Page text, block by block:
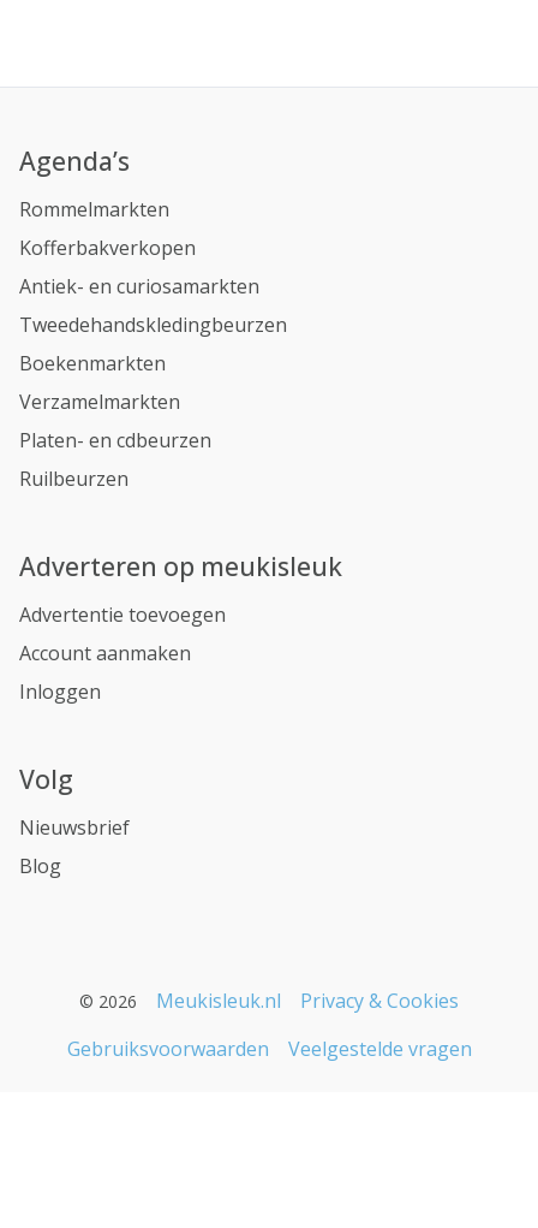
Agenda’s
Rommelmarkten
Kofferbakverkopen
Antiek- en curiosamarkten
Tweedehandskledingbeurzen
Boekenmarkten
Verzamelmarkten
Platen- en cdbeurzen
Ruilbeurzen
Adverteren op meukisleuk
Advertentie toevoegen
Account aanmaken
Inloggen
Volg
Nieuwsbrief
Blog
© 2026 Meukisleuk.nl
Privacy & Cookies
Gebruiksvoorwaarden
Veelgestelde vragen